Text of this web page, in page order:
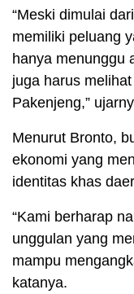
“Meski dimulai
memiliki peluang
hanya menunggu
juga harus
Pakenjeng,”
Menurut Bronto,
ekonomi yang
identitas khas
“Kami berharap
unggulan yang
mampu
katanya.